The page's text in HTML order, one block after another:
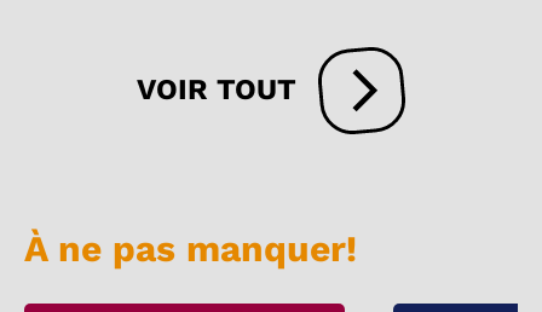
VOIR TOUT
À ne pas manquer!